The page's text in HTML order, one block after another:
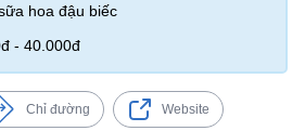
hoa đậu biếc
- 40.000đ
Chỉ đường Website